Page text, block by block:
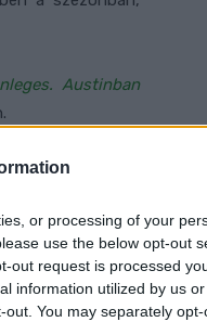
or processing of your
use the below opt-out
out request is processed
information utilized by us
You may separately
Austinban
magam, de azt
aztán gondjaim
a jutalmam.”
Megvolt a
időt. Szombaton